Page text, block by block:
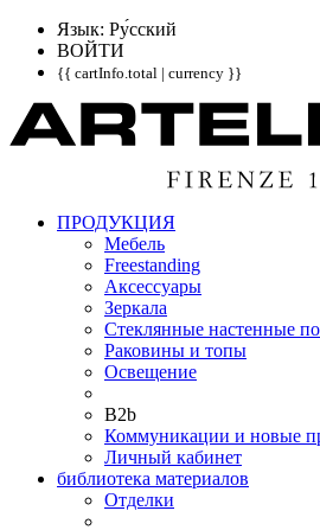
Язык: Pу́сский
ВОЙТИ
{{ cartInfo.total | currency }}
ПРОДУКЦИЯ
Мебель
Freestanding
Аксессуары
Зеркала
Стеклянные настенные
Раковины и топы
Освещение
B2b
Коммуникации и новые
Личный кабинет
библиотека материалов
Отделки